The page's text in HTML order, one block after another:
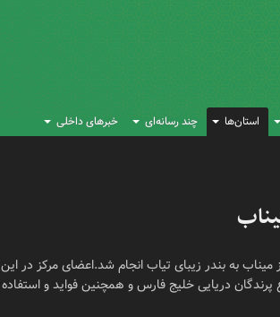
استان‌ها چند رسانه‌ای خبرهای داخلی
به بندر زیبای تیاب انجام شد.اعضای مرکز در این
پرندگان دریایی خلیج فارس و همچنین فواید و استفاده